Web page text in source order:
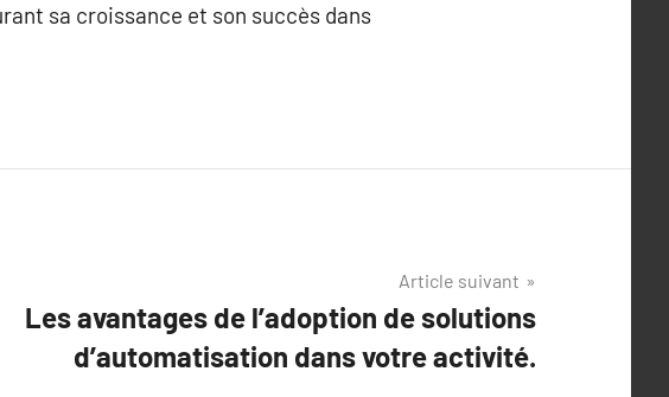
sa croissance et son succès dans
Article suivant
Les avantages de l’adoption de solutions
d’automatisation dans votre activité.